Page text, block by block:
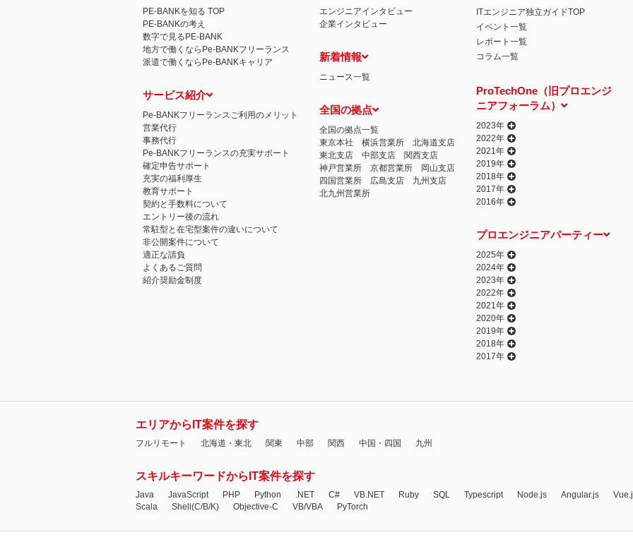
相談・苦情受付窓口
住所 〒108-0074 東京都港区高輪二丁目15番8号 グレイスビル泉岳寺前
TEL： 03-6311-7161 FAX： 03-4415-2032
本人が容易に認識できない方法による個人情報の取得
当ウェブサイトでは、広告配信事業者が提供するプログラムを利用し、特定のサイトにおいて行動ターゲティング広告（サ
心にあわせて広告を配信する広告手法）を行っております。 その際、ユーザーのサイト訪問履歴情報を採取するためCookie
別できるような情報は一切含まれておりません）。
個人情報の安全管理措置について
取得した個人情報については、漏洩、減失またはき損の防止と是正、その他個人情報の安全管理のために必要かつ適切な措置
当社の個人情報の取扱いに関する苦情、相談等の問合せ先
株式会社ＰＥ－ＢＡＮＫ 個人情報相談窓口
FAX：03-3446-4180
Email： privacy@mcea.co.jp
PE-BANKを知る TOP
PE-BANKの考え
数字で見るPE-BANK
地方で働くならPe-BANKフリーランス
派遣で働くならPe-BANKキャリア
サービス紹介
Pe-BANKフリーランスご利用のメリット
営業代行
事務代行
Pe-BANKフリーランスの充実サポート
確定申告サポート
充実の福利厚生
教育サポート
契約と手数料について
エントリー後の流れ
常駐型と在宅型案件の違いについて
非公開案件について
適正な請負
よくあるご質問
紹介奨励金制度
エンジニアインタビュー
企業インタビュー
新着情報
ニュース一覧
全国の拠点
全国の拠点一覧
東京本社
横浜営業所
北海道支店
東北支店
中部支店
関西支店
神戸営業所
京都営業所
岡山支店
四国営業所
広島支店
九州支店
北九州営業所
ITエンジニア独立ガイドTOP
イベント一覧
レポート一覧
コラム一覧
ProTechOne（旧プロエンジ
ニアフォーラム）
2023年
2022年
2021年
2019年
2018年
2017年
2016年
プロエンジニアパーティー
2025年
2024年
2023年
2022年
2021年
2020年
2019年
2018年
2017年
エリアからIT案件を探す
フルリモート 北海道・東北 関東 中部 関西 中国・四国 九州
スキルキーワードからIT案件を探す
Java JavaScript PHP Python .NET C# VB.NET Ruby SQL Typescript Node.js Angular.js
Scala
Shell(C/B/K) Objective-C VB/VBA PyTorch